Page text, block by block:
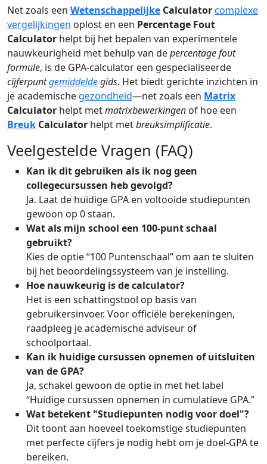
Net zoals een Wetenschappelijke Calculatorcomplexe
vergelijkingen oplost en een Percentage Fout
Calculator helpt bij het bepalen van experimentele
nauwkeurigheid met behulp van depercentage fout
formule, is de GPA-calculator een gespecialiseerde
cijferpuntgemiddeldegids. Het biedt gerichte inzichten in
je academische gezondheid—net zoals een Matrix
Calculator helpt metmatrixbewerkingen of hoe een
Breuk Calculator helpt metbreuksimplificatie.
Veelgestelde Vragen (FAQ)
Kan ik dit gebruiken als ik nog geen
collegecursussen heb gevolgd?
Ja. Laat de huidige GPA en voltooide studiepunten
gewoon op 0 staan.
Wat als mijn school een 100-punt schaal
gebruikt?
Kies de optie “100 Puntenschaal” om aan te sluiten
bij het beoordelingssysteem van je instelling.
Hoe nauwkeurig is de calculator?
Het is een schattingstool op basis van
gebruikersinvoer. Voor officiële berekeningen,
raadpleeg je academische adviseur of
schoolportaal.
Kan ik huidige cursussen opnemen of uitsluiten
van de GPA?
Ja, schakel gewoon de optie in met het label
“Huidige cursussen opnemen in cumulatieve GPA.”
Wat betekent "Studiepunten nodig voor doel"?
Dit toont aan hoeveel toekomstige studiepunten
met perfecte cijfers je nodig hebt om je doel-GPA te
bereiken.